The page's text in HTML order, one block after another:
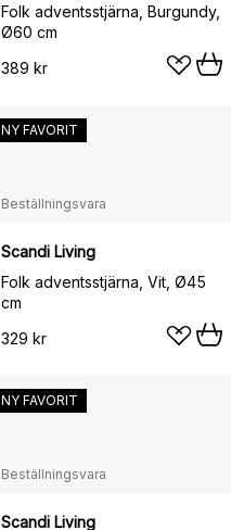
Folk adventsstjärna, Burgundy,
Ø60 cm
389 kr
Beställningsvara
Scandi Living
Folk adventsstjärna, Vit, Ø45
cm
329 kr
NY FAVORIT
Beställningsvara
Scandi Living
NY FAVORIT